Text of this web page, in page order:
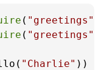
( "greetings"
( "greetings"
"Charlie"